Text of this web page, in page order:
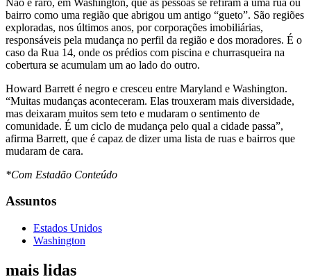
bairro como uma região que abrigou um antigo “gueto”. São regiões
exploradas, nos últimos anos, por corporações imobiliárias,
responsáveis pela mudança no perfil da região e dos moradores. É o
caso da Rua 14, onde os prédios com piscina e churrasqueira na
cobertura se acumulam um ao lado do outro.
Howard Barrett é negro e cresceu entre Maryland e Washington.
“Muitas mudanças aconteceram. Elas trouxeram mais diversidade,
mas deixaram muitos sem teto e mudaram o sentimento de
comunidade. É um ciclo de mudança pelo qual a cidade passa”,
afirma Barrett, que é capaz de dizer uma lista de ruas e bairros que
mudaram de cara.
*Com Estadão Conteúdo
Assuntos
Estados Unidos
Washington
mais lidas